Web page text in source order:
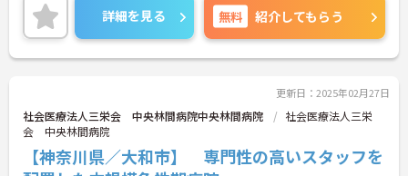
ご興味のある方はお気軽にお問い合わせ下さい。
詳細を見る 無料 紹介してもらう
更新日：2025年02月27日
社会医療法人三栄会 中央林間病院中央林間病院
社会医療法人三栄
会 中央林間病院
【神奈川県／大和市】 専門性の高いスタッフを